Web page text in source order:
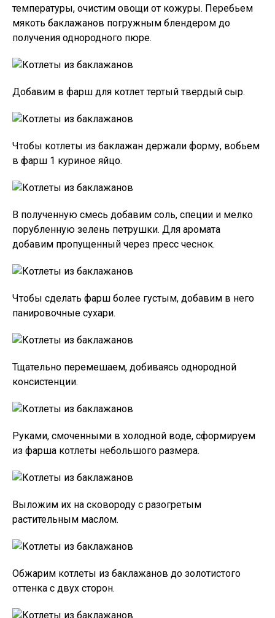
температуры, очистим овощи от кожуры. Перебьем
мякоть баклажанов погружным блендером до
получения однородного пюре.
Добавим в фарш для котлет тертый твердый сыр.
Чтобы котлеты из баклажан держали форму, вобьем
в фарш 1 куриное яйцо.
В полученную смесь добавим соль, специи и мелко
порубленную зелень петрушки. Для аромата
добавим пропущенный через пресс чеснок.
Чтобы сделать фарш более густым, добавим в него
панировочные сухари.
Тщательно перемешаем, добиваясь однородной
консистенции.
Руками, смоченными в холодной воде, сформируем
из фарша котлеты небольшого размера.
Выложим их на сковороду с разогретым
растительным маслом.
Обжарим котлеты из баклажанов до золотистого
оттенка с двух сторон.